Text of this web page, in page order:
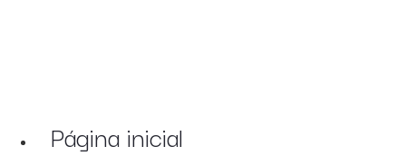
Página inicial